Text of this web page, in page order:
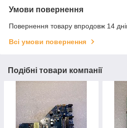
Умови повернення
Повернення товару впродовж 14
Всі умови повернення
Подібні товари компанії